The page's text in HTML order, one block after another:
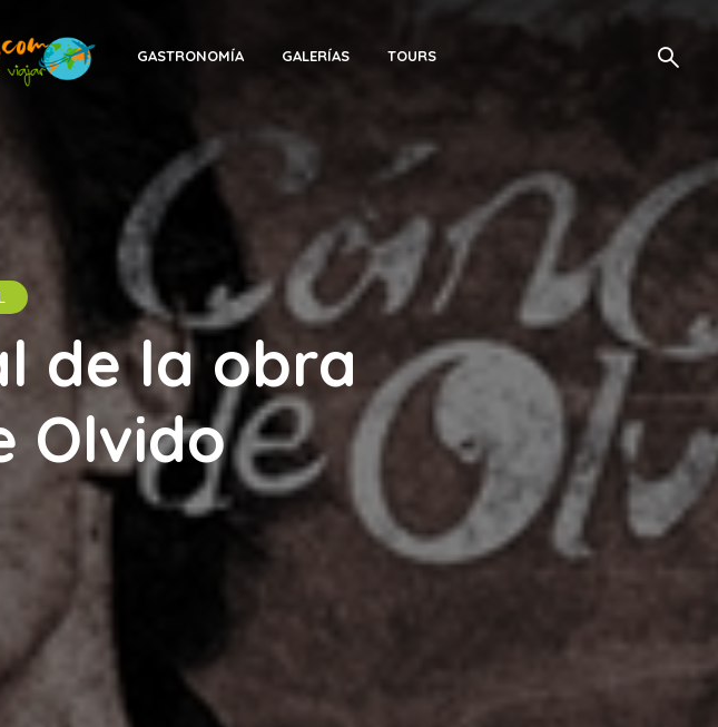
GASTRONOMÍA GALERÍAS TOURS
de la obra
Olvido